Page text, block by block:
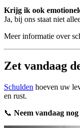
Krijg ik ook
Ja, bij ons staat niet
Meer informatie over
Zet vandaag
Schulden hoeven uw
en rust.
📞 Neem vandaag